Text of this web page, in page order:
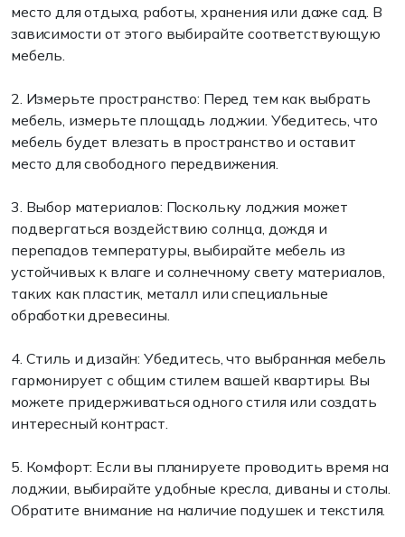
место для отдыха, работы, хранения или даже сад. В
зависимости от этого выбирайте соответствующую
мебель.
2. Измерьте пространство: Перед тем как выбрать
мебель, измерьте площадь лоджии. Убедитесь, что
мебель будет влезать в пространство и оставит
место для свободного передвижения.
3. Выбор материалов: Поскольку лоджия может
подвергаться воздействию солнца, дождя и
перепадов температуры, выбирайте мебель из
устойчивых к влаге и солнечному свету материалов,
таких как пластик, металл или специальные
обработки древесины.
4. Стиль и дизайн: Убедитесь, что выбранная мебель
гармонирует с общим стилем вашей квартиры. Вы
можете придерживаться одного стиля или создать
интересный контраст.
5. Комфорт: Если вы планируете проводить время на
лоджии, выбирайте удобные кресла, диваны и столы.
Обратите внимание на наличие подушек и текстиля.